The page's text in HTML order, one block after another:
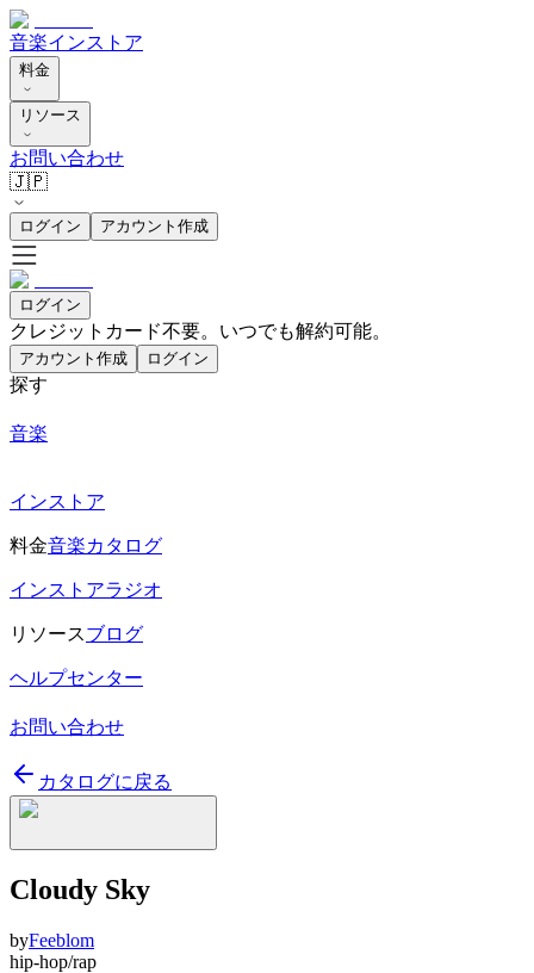
音楽インストア
料金
リソース
お問い合わせ
🇯🇵
ログイン アカウント作成
ログイン
クレジットカード不要。いつでも解約可能。
アカウント作成 ログイン
探す
音楽
インストア
料金音楽カタログ
インストアラジオ
リソースブログ
ヘルプセンター
お問い合わせ
カタログに戻る
Cloudy Sky
byFeeblom
hip-hop/rap